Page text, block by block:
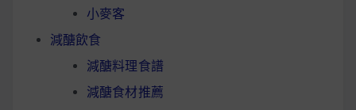
小麥客
減醣飲食
減醣料理食譜
減醣食材推薦